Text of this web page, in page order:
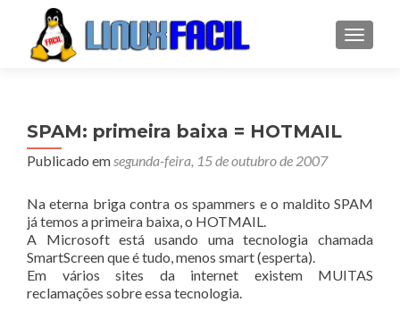
SPAM: primeira baixa = HOTMAIL
Publicado emsegunda-feira, 15 de outubro de 2007
Na eterna briga contra os spammers e o maldito SPAM
já temos a primeira baixa, o HOTMAIL.
A Microsoft está usando uma tecnologia chamada
SmartScreen que é tudo, menos smart (esperta).
Em vários sites da internet existem MUITAS
reclamações sobre essa tecnologia.